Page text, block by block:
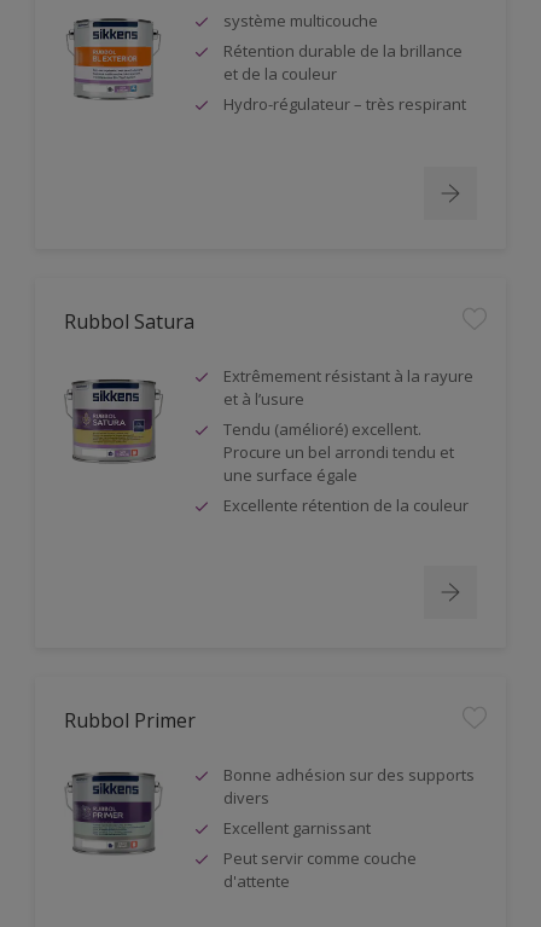
système multicouche
Rétention durable de la brillance
et de la couleur
Hydro-régulateur – très respirant
Rubbol Satura
Extrêmement résistant à la rayure
et à l’usure
Tendu (amélioré) excellent.
Procure un bel arrondi tendu et
une surface égale
Excellente rétention de la couleur
Rubbol Primer
Bonne adhésion sur des supports
divers
Excellent garnissant
Peut servir comme couche
d'attente